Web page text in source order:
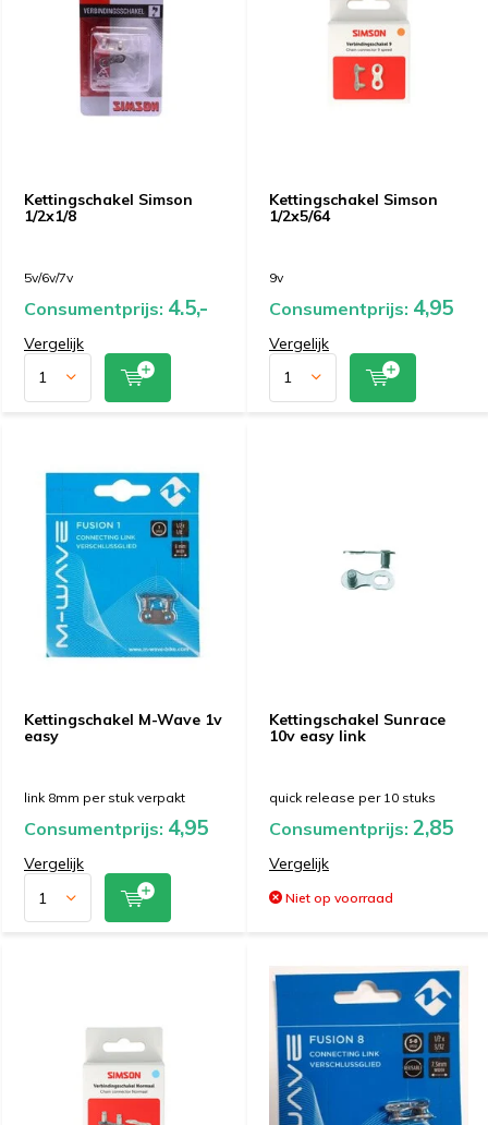
Kettingschakel Simson
1/2x1/8
5v/6v/7v
Consumentprijs: 4.5,-
Vergelijk
Kettingschakel Simson
1/2x5/64
9v
Consumentprijs: 4,95
Vergelijk
Kettingschakel M-Wave 1v
easy
link 8mm per stuk verpakt
Consumentprijs: 4,95
Vergelijk
Kettingschakel Sunrace
10v easy link
quick release per 10 stuks
Consumentprijs: 2,85
Vergelijk
Niet op voorraad